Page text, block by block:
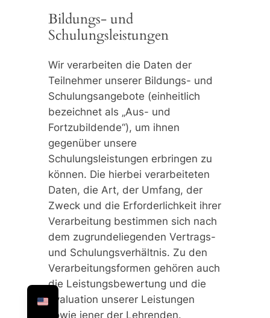
Bildungs- und
Schulungsleistungen
Wir verarbeiten die Daten der
Teilnehmer unserer Bildungs- und
Schulungsangebote (einheitlich
bezeichnet als „Aus- und
Fortzubildende“), um ihnen
gegenüber unsere
Schulungsleistungen erbringen zu
können. Die hierbei verarbeiteten
Daten, die Art, der Umfang, der
Zweck und die Erforderlichkeit ihrer
Verarbeitung bestimmen sich nach
dem zugrundeliegenden Vertrags-
und Schulungsverhältnis. Zu den
Verarbeitungsformen gehören auch
die Leistungsbewertung und die
Evaluation unserer Leistungen
sowie jener der Lehrenden.